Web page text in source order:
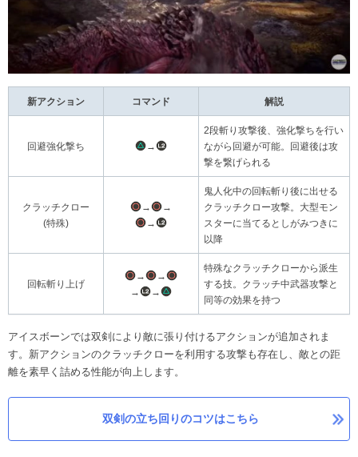
新アクション コマンド 解説
回避強化撃ち →
2段斬り攻撃後、強化撃ちを行い
ながら回避が可能。回避後は攻
撃を繋げられる
クラッチクロー
(特殊)
→
→
→
鬼人化中の回転斬り後に出せる
クラッチクロー攻撃。大型モン
スターに当てるとしがみつきに
以降
回転斬り上げ
→
→
→
→
特殊なクラッチクローから派生
する技。クラッチ中武器攻撃と
同等の効果を持つ
アイスボーンでは双剣により敵に張り付けるアクションが追加されま
す。新アクションのクラッチクローを利用する攻撃も存在し、敵との距
離を素早く詰める性能が向上します。
双剣の立ち回りのコツはこちら